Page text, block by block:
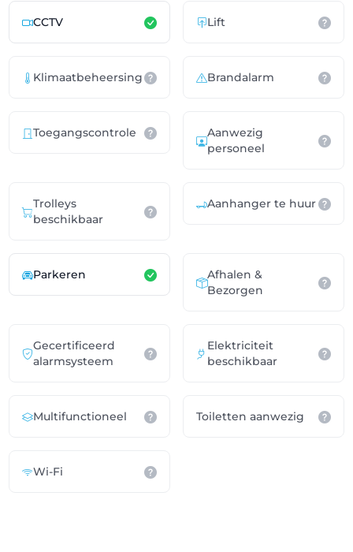
CCTV Lift
Klimaatbeheersing Brandalarm
Toegangscontrole
Aanwezig
personeel
Trolleys
beschikbaar
Aanhanger te huur
Parkeren
Afhalen &
Bezorgen
Gecertificeerd
alarmsysteem
Elektriciteit
beschikbaar
Multifunctioneel Toiletten aanwezig
Wi-Fi